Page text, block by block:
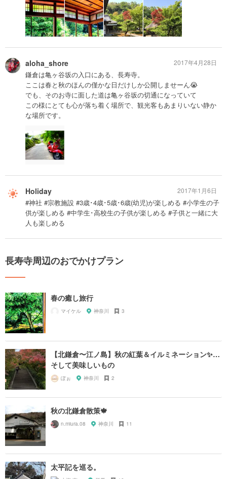
aloha_shore
鎌倉は亀ヶ谷坂の入口にある、長寿寺。
ここは春と秋のほんの僅かな日だけしか公開しませーん😭
でも、そのお寺に面した道は亀ヶ谷坂の切通になっていて
この様にとても心が落ち着く場所で、観光客もあまりいない静か
な場所です。
2017年4月28日
Holiday
#神社 #宗教施設 #3歳･4歳･5歳･6歳(幼児)が楽しめる #小学生の子
供が楽しめる #中学生･高校生の子供が楽しめる #子供と一緒に大
人も楽しめる
2017年1月6日
長寿寺周辺のおでかけプラン
春の癒し旅行
マイケル 神奈川 3
【北鎌倉〜江ノ島】秋の紅葉＆イルミネーション✨…
そして美味しいもの
ぽぉ 神奈川 2
秋の北鎌倉散策🍁
n.miura.08 神奈川 11
太平記を巡る。